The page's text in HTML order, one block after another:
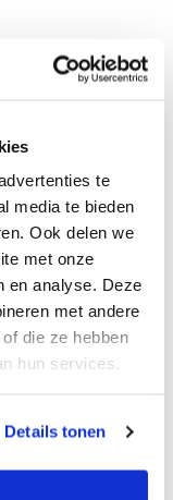
te
media te bieden
Ook delen we
met onze
en analyse. Deze
met andere
die ze hebben
hun services.
Details tonen